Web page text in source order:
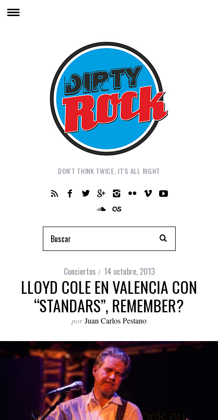
DON'T THINK TWICE, IT'S ALL RIGHT
Conciertos 14 octubre, 2013
LLOYD COLE EN VALENCIA CON
“STANDARS”, REMEMBER?
por Juan Carlos Pestano